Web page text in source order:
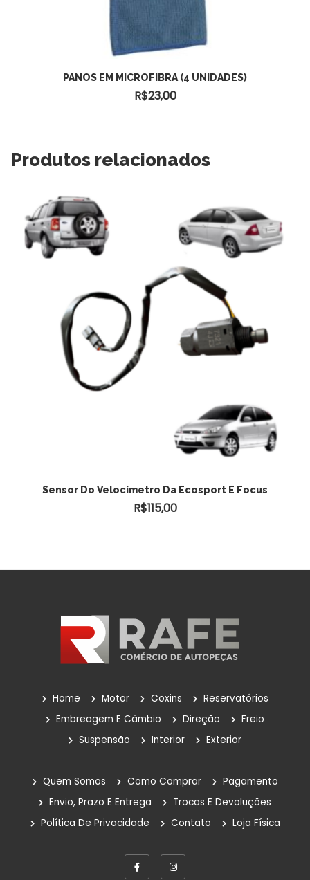
VER OPÇÕES
PANOS EM MICROFIBRA (4 UNIDADES)
R$23,00
Produtos relacionados
Sensor Do Velocímetro Da Ecosport E Focus
R$115,00
Home Motor Coxins
Reservatórios
Embreagem E Câmbio
Direção
Freio
Suspensão
Interior Exterior
Quem Somos Como Comprar
Pagamento
Envio, Prazo E Entrega
Trocas E Devoluções
Política De Privacidade
Contato Loja Física